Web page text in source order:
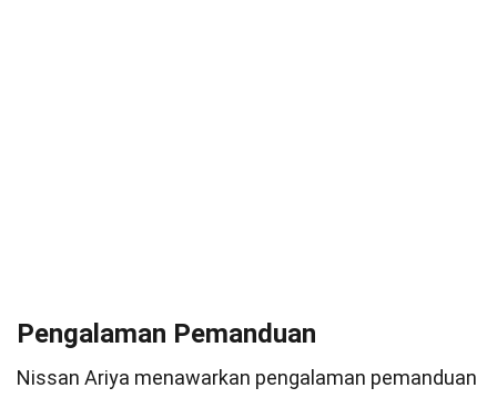
Pengalaman Pemanduan
Nissan Ariya menawarkan pengalaman pemanduan